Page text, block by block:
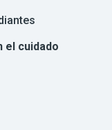
el cuidado